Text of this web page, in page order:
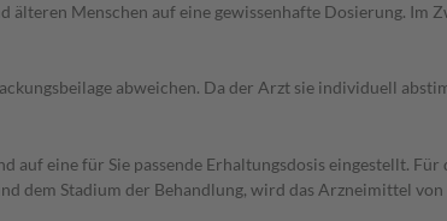
älteren Menschen auf eine gewissenhafte Dosierung.
abweichen. Da der Arzt sie individuell
auf eine für Sie passende Erhaltungsdosis eingestellt.
dem Stadium der Behandlung, wird das Arzneimittel